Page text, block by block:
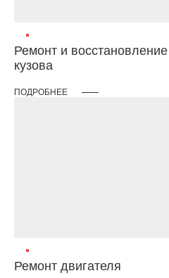
Ремонт и восстановление
кузова
ПОДРОБНЕЕ
Ремонт двигателя